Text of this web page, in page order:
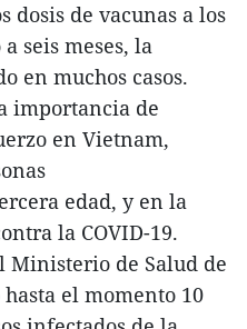
dosis de vacunas a los
seis meses, la
en muchos casos.
importancia de
en Vietnam,
edad, y en la
la COVID-19.
Ministerio de Salud de
el momento 10